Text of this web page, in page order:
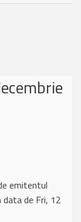
emitentul
data de Fri, 12